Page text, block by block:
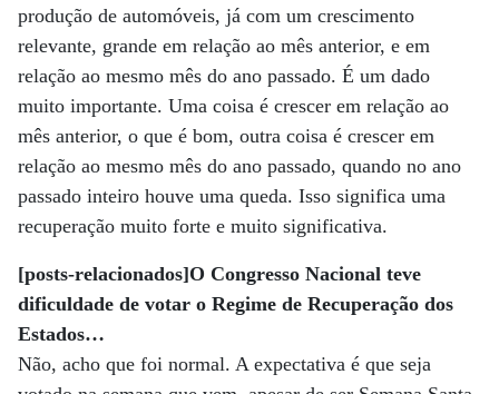
produção de automóveis, já com um crescimento
relevante, grande em relação ao mês anterior, e em
relação ao mesmo mês do ano passado. É um dado
muito importante. Uma coisa é crescer em relação ao
mês anterior, o que é bom, outra coisa é crescer em
relação ao mesmo mês do ano passado, quando no ano
passado inteiro houve uma queda. Isso significa uma
recuperação muito forte e muito significativa.
[posts-relacionados]O Congresso Nacional teve
dificuldade de votar o Regime de Recuperação dos
Estados…
Não, acho que foi normal. A expectativa é que seja